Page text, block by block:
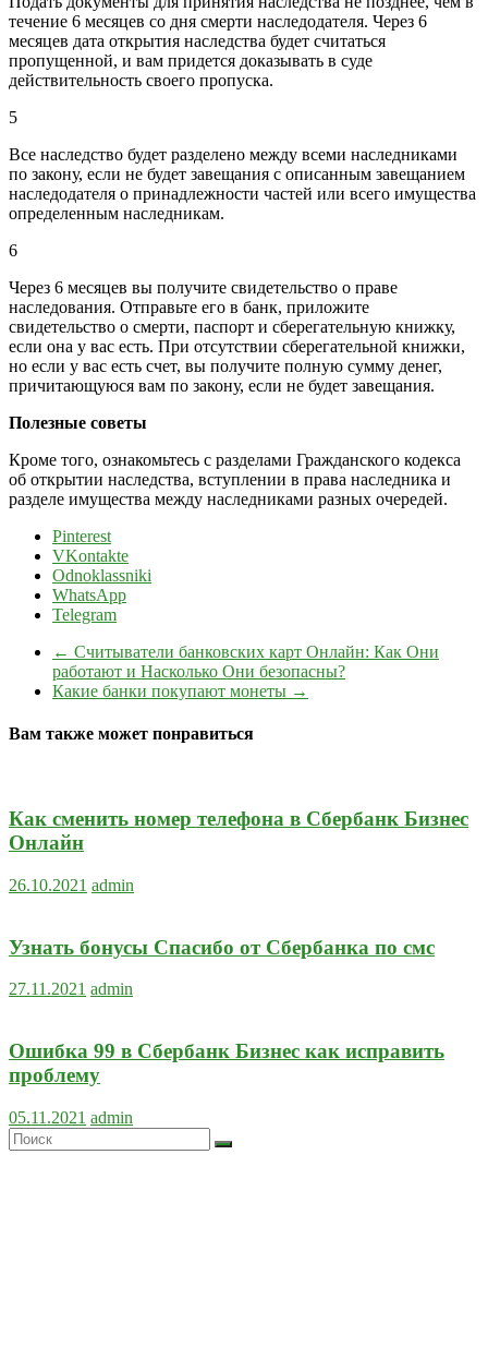
течение 6 месяцев со дня смерти наследодателя. Через 6
месяцев дата открытия наследства будет считаться
пропущенной, и вам придется доказывать в суде
действительность своего пропуска.
5
Все наследство будет разделено между всеми наследниками
по закону, если не будет завещания с описанным завещанием
наследодателя о принадлежности частей или всего имущества
определенным наследникам.
6
Через 6 месяцев вы получите свидетельство о праве
наследования. Отправьте его в банк, приложите
свидетельство о смерти, паспорт и сберегательную книжку,
если она у вас есть. При отсутствии сберегательной книжки,
но если у вас есть счет, вы получите полную сумму денег,
причитающуюся вам по закону, если не будет завещания.
Полезные советы
Кроме того, ознакомьтесь с разделами Гражданского кодекса
об открытии наследства, вступлении в права наследника и
разделе имущества между наследниками разных очередей.
Pinterest
VKontakte
Odnoklassniki
WhatsApp
Telegram
← Считыватели банковских карт Онлайн: Как Они
работают и Насколько Они безопасны?
Какие банки покупают монеты →
Вам также может понравиться
Как сменить номер телефона в Сбербанк Бизнес
Онлайн
26.10.2021 admin
Узнать бонусы Спасибо от Сбербанка по смс
27.11.2021 admin
Ошибка 99 в Сбербанк Бизнес как исправить
проблему
05.11.2021 admin